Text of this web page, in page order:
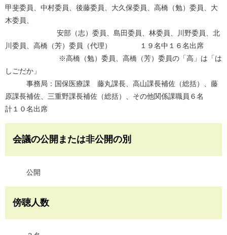
甲斐委員、中村委員、後藤委員、大久保委員、高橋（勉）委員、大
木委員、
安部（志）委員、島田委員、林委員、川野委員、北
川委員、高橋（芳）委員（代理） １９名中１６名出席
※高橋（勉）委員、高橋（芳）委員の「高」は「は
しごだか」
事務局：国保医療課 藤丸課長、高山課長補佐（総括）、藤
原課長補佐、三重野課長補佐（総括）、その他関係課職員６名
計１０名出席
会議の公開または非公開の別
公開
傍聴人数